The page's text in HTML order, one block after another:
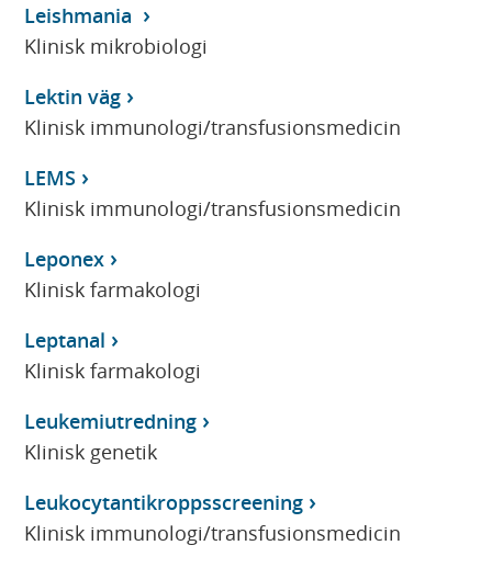
Leishmania
Klinisk mikrobiologi
Lektin väg
Klinisk immunologi/transfusionsmedicin
LEMS
Klinisk immunologi/transfusionsmedicin
Leponex
Klinisk farmakologi
Leptanal
Klinisk farmakologi
Leukemiutredning
Klinisk genetik
Leukocytantikroppsscreening
Klinisk immunologi/transfusionsmedicin